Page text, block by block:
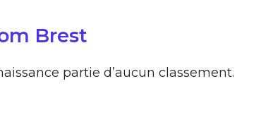
Brest
partie d’aucun classement.